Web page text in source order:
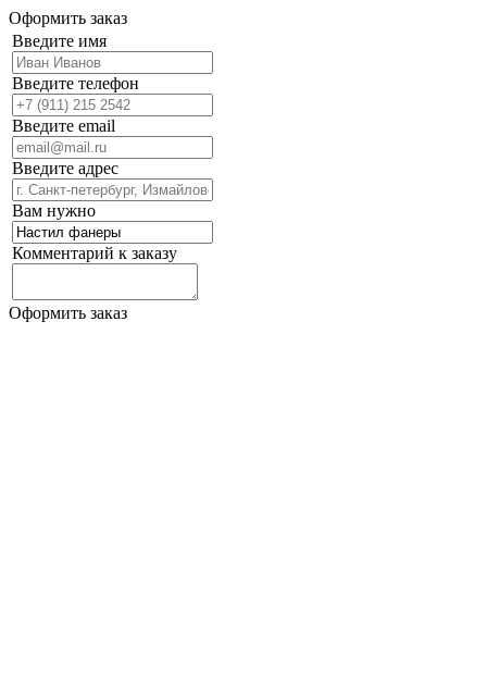
Оформить заказ
Введите имя
Введите телефон
Введите email
Введите адрес
Вам нужно
Комментарий к заказу
Оформить заказ